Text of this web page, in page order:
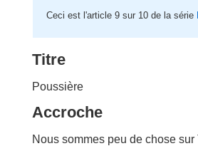
Ceci est l'article 9 sur 10 de la série
Titre
Poussière
Accroche
Nous sommes peu de chose sur